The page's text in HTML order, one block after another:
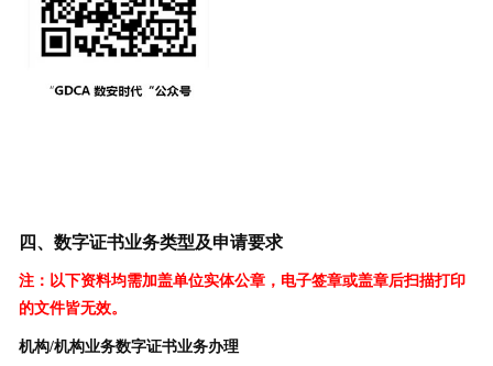
四、数字证书业务类型及申请要求
注：以下资料均需加盖单位实体公章，电子签章或盖章后扫描打印
的文件皆无效。
机构/机构业务数字证书业务办理